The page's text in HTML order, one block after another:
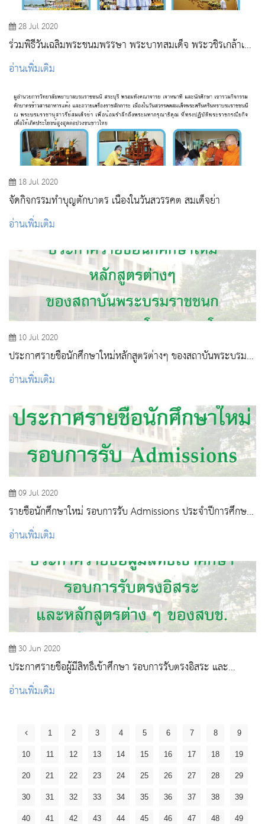
28 Jul 2020
ร่วมพิธีวันเฉลิมพระชนมพรรษา พระบาทสมเด็จ พระวชิรเกล้าเจ้า
อยู่หัว
อ่านเพิ่มเติม
18 Jul 2020
จัดกิจกรรมทําบุญตักบาตร เนื่องในวันสวรรคต สมเด็จย่า
อ่านเพิ่มเติม
10 Jul 2020
ประกาศรายชื่อนักศึกษาใหม่หลักสูตรต่างๆ ของสถาบันพระบรม
ราชชนก กระทรวงสาธารณสุข(โครงการนโยบาย) ประจำปีการ
ศึกษา 2563
อ่านเพิ่มเติม
09 Jul 2020
รายชื่อนักศึกษาใหม่ รอบการรับ Admissions ประจำปีการศึกษา
2563
อ่านเพิ่มเติม
30 Jun 2020
ประกาศรายชื่อผู้มีสิทธิ์เข้าศึกษา รอบการรับตรงอิสระ และ
หลักสูตรต่างๆ ของสถาบันพระบรมราชชนก กระทรวงสาธารณสุข
(โครงการนโยบาย) ประจำปีการศึกษา 2563
อ่านเพิ่มเติม
1 2 3 4 5 6 7 8 9
10 11 12 13 14 15 16 17 18 19
20 21 22 23 24 25 26 27 28 29
30 31 32 33 34 35 36 37 38 39
40 41 42 43 44 45 46 47 48 49